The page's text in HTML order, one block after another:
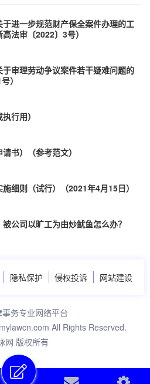
进一步规范财产保全案件办理的工
法审〔2022〕3号）
审理劳动争议案件若干疑难问题的
）
行用）
书）（参考范文）
细则（试行）（2021年4月15日）
公司以旷工为由炒鱿鱼怎么办？
隐私保护 侵权投诉 网站建设
务专业网络平台
All Rights Reserved.
网 版权所有